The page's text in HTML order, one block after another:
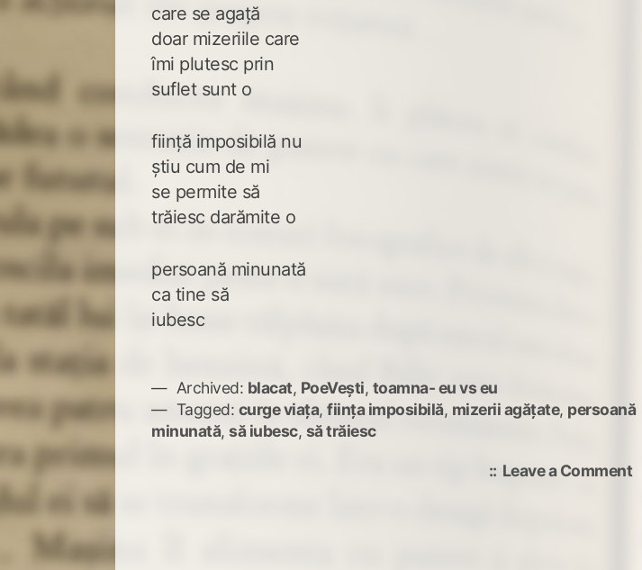
care se agață
doar mizeriile care
îmi plutesc prin
suflet sunt o
ființă imposibilă nu
știu cum de mi
se permite să
trăiesc darămite o
persoană minunată
ca tine să
iubesc
Archived: blacat, PoeVești, toamna- eu vs eu
Tagged: curge viața,ființa imposibilă, mizerii agățate, persoană
minunată,să iubesc, să trăiesc
Leave a Commenton